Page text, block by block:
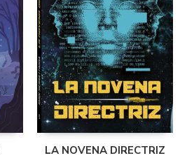
LA NOVENA DIRECTRIZ